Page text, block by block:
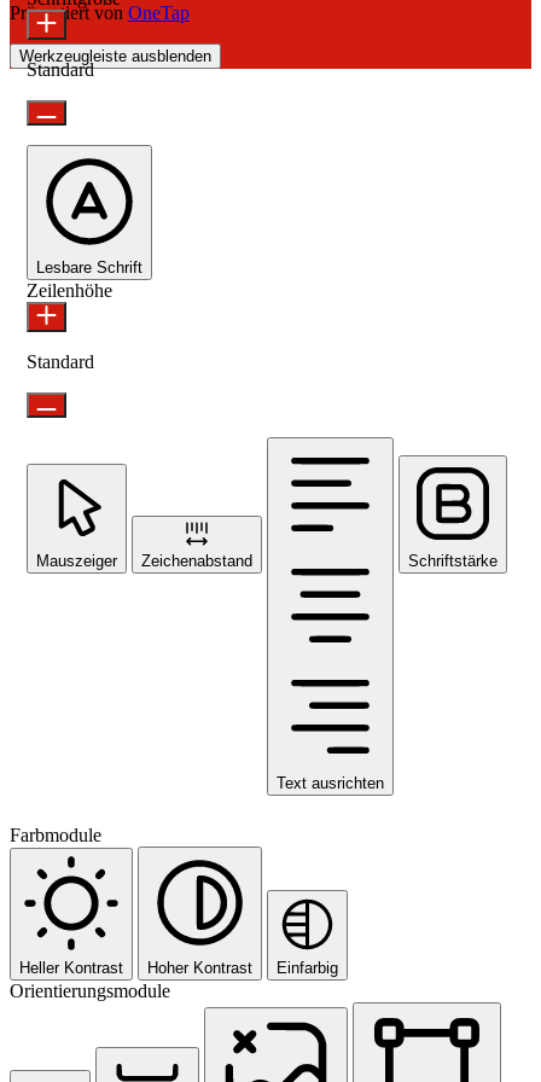
Präsentiert von OneTap
Werkzeugleiste ausblenden
Standard
Lesbare Schrift
Zeilenhöhe
Standard
Mauszeiger Zeichenabstand
Text ausrichten
Schriftstärke
Farbmodule
Heller Kontrast Hoher Kontrast Einfarbig
Orientierungsmodule